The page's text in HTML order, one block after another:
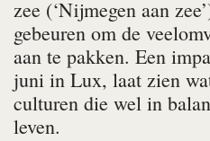
zee (‘Nijmegen aan
gebeuren om de
aan te pakken. Een
juni in Lux, laat zien
culturen die wel in
leven.